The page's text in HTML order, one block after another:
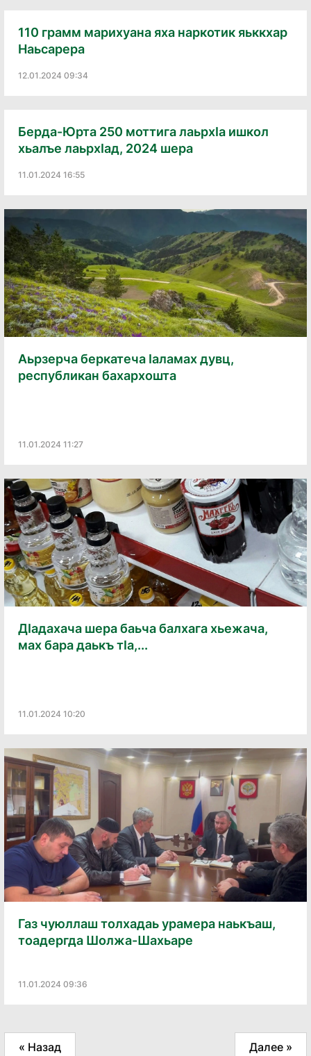
110 грамм марихуана яха наркотик яьккхар
Наьсарера
12.01.2024 09:34
Берда-Юрта 250 моттига лаьрхӀа ишкол
хьалъе лаьрхӀад, 2024 шера
11.01.2024 16:55
Аьрзерча беркатеча Iаламах дувц,
республикан бахархошта
11.01.2024 11:27
ДӀадахача шера баьча балхага хьежача,
мах бара даькъ тӀа,...
11.01.2024 10:20
Газ чуюллаш толхадаь урамера наькъаш,
тоадергда Шолжа-Шахьаре
11.01.2024 09:36
« Назад Далее »